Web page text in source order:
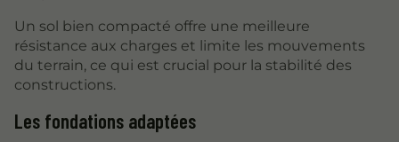
Un sol bien compacté offre une meilleure
résistance aux charges et limite les mouvements
du terrain, ce qui est crucial pour la stabilité des
constructions.
Les fondations adaptées